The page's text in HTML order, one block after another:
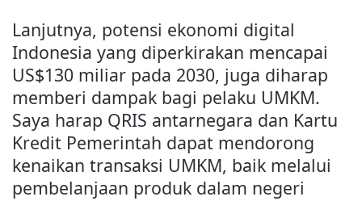
Lanjutnya, potensi ekonomi digital
Indonesia yang diperkirakan mencapai
US$130 miliar pada 2030, juga diharap
memberi dampak bagi pelaku UMKM.
Saya harap QRIS antarnegara dan Kartu
Kredit Pemerintah dapat mendorong
kenaikan transaksi UMKM, baik melalui
pembelanjaan produk dalam negeri